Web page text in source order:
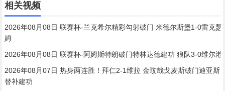
相关视频
2026年08月08日 联赛杯-兰克希尔精彩勾射破门 米德尔斯堡1-0雷克瑟
姆
2026年08月08日 联赛杯-阿姆斯特朗破门特林达德建功 狼队3-0维尔港
2026年08月07日 热身两连胜！拜仁2-1维拉 金玟哉戈麦斯破门迪亚斯
替补建功